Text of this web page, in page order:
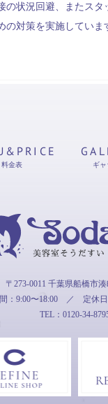
の状況回避、またス
の対策を実施していま
料金表 ギャ
そうだすい
〒273-0011 千葉県船橋市
：9:00〜18:00 ／ 定休
TEL：0120-34-